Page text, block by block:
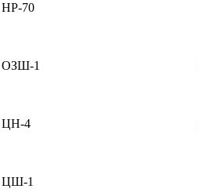
НР-70
ОЗШ-1
ЦН-4
ЦШ-1